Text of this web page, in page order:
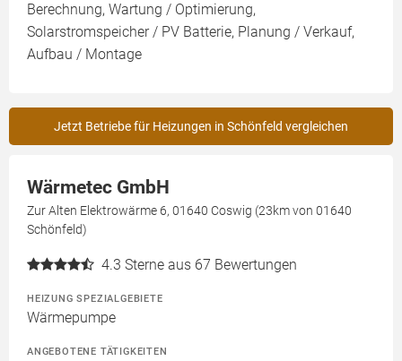
Berechnung, Wartung / Optimierung,
Solarstromspeicher / PV Batterie, Planung / Verkauf,
Aufbau / Montage
Jetzt Betriebe für Heizungen in Schönfeld vergleichen
Wärmetec GmbH
Zur Alten Elektrowärme 6, 01640 Coswig (23km von 01640
Schönfeld)
4.3 Sterne aus 67 Bewertungen
HEIZUNG SPEZIALGEBIETE
Wärmepumpe
ANGEBOTENE TÄTIGKEITEN